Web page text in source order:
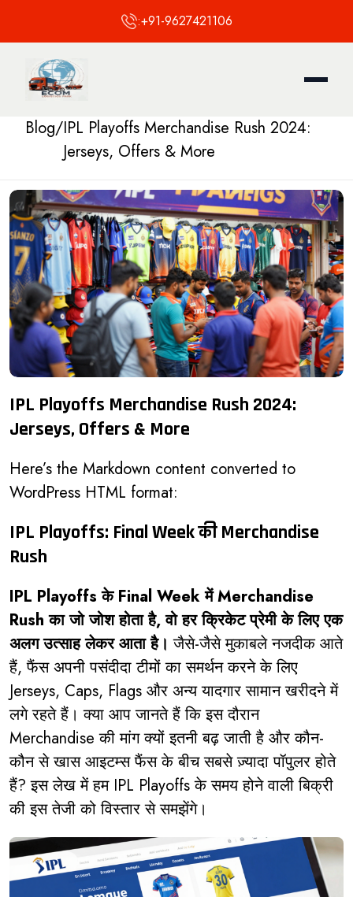
:+91-9627421106
Blog/IPL Playoffs Merchandise Rush 2024:
Jerseys, Offers & More
IPL Playoffs Merchandise Rush 2024:
Jerseys, Offers & More
Here’s the Markdown content converted to
WordPress HTML format:
IPL Playoffs: Final Week की Merchandise
Rush
IPL Playoffs के Final Week में Merchandise
Rush का जो जोश होता है, वो हर क्रिकेट प्रेमी के लिए एक
अलग उत्साह लेकर आता है। जैसे-जैसे मुकाबले नजदीक आते
हैं, फैंस अपनी पसंदीदा टीमों का समर्थन करने के लिए
Jerseys, Caps, Flags और अन्य यादगार सामान खरीदने में
लगे रहते हैं। क्या आप जानते हैं कि इस दौरान
Merchandise की मांग क्यों इतनी बढ़ जाती है और कौन-
कौन से खास आइटम्स फैंस के बीच सबसे ज़्यादा पॉपुलर होते
हैं? इस लेख में हम IPL Playoffs के समय होने वाली बिक्री
की इस तेजी को विस्तार से समझेंगे।